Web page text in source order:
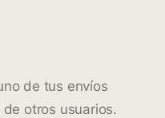
de tus envíos
otros usuarios.